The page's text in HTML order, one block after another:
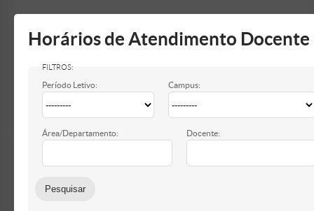
barra
Horários de Atendimento Docente
Período Letivo: Campus:
Área/Departamento: Docente: